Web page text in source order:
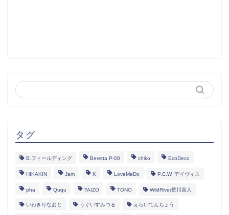
タグ
B.フィールディング Beretta P-08 chiko EcoDeco
HIKAKIN Jam K LoveMeDo P.C.W. デイヴィス
pha Ququ TAIZO TONO WildRiver荒川直人
いわきりなおと うぐいすみつる えらいてんちょう